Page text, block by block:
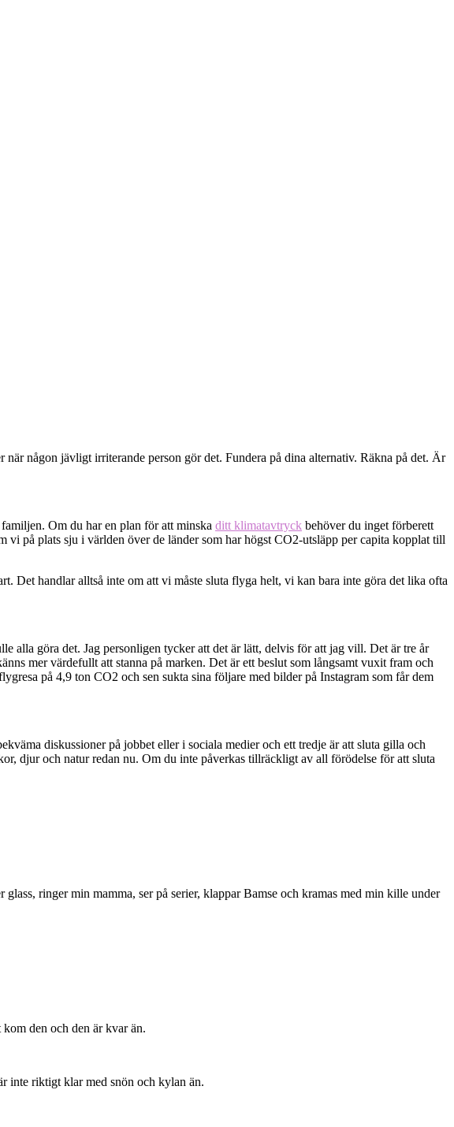
någon jävligt irriterande person gör det. Fundera på dina alternativ. Räkna på det. Är
Om du har en plan för att minska ditt klimatavtryck behöver du inget förberett
på plats sju i världen över de länder som har högst CO2-utsläpp per capita kopplat till
Det handlar alltså inte om att vi måste sluta flyga helt, vi kan bara inte göra det lika ofta
alla göra det. Jag personligen tycker att det är lätt, delvis för att jag vill. Det är tre år
mer värdefullt att stanna på marken. Det är ett beslut som långsamt vuxit fram och
på 4,9 ton CO2 och sen sukta sina följare med bilder på Instagram som får dem
diskussioner på jobbet eller i sociala medier och ett tredje är att sluta gilla och
djur och natur redan nu. Om du inte påverkas tillräckligt av all förödelse för att sluta
ringer min mamma, ser på serier, klappar Bamse och kramas med min kille under
den och den är kvar än.
inte riktigt klar med snön och kylan än.